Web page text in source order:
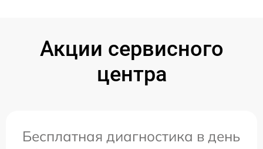
Акции сервисного
центра
Бесплатная диагностика в день